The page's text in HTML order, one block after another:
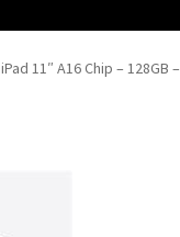
iPad 11″ A16 Chip – 128GB